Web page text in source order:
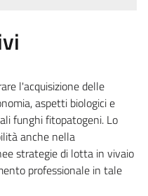
l'acquisizione delle
aspetti biologici e
funghi fitopatogeni. Lo
anche nella
strategie di lotta in vivaio
professionale in tale